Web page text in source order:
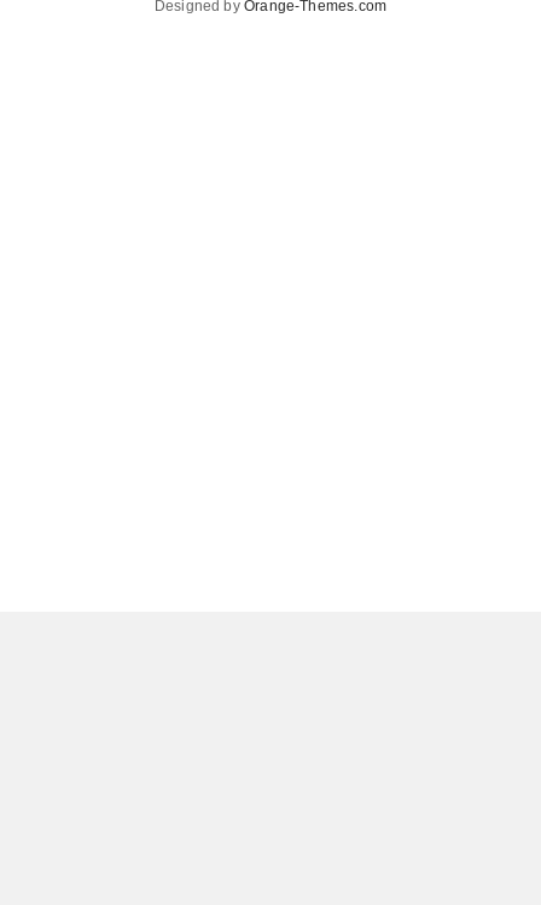
Designed byOrange-Themes.com